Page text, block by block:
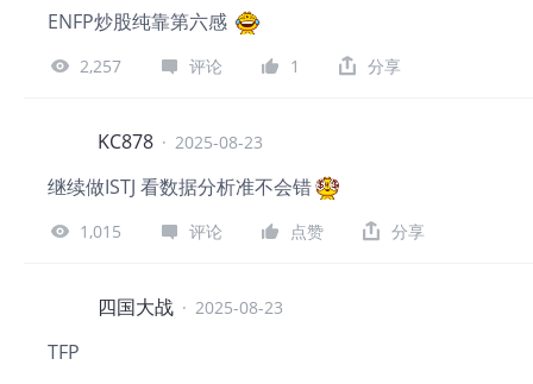
ENFP炒股纯靠第六感
2,257 评论 1 分享
KC878 · 2025-08-23
继续做ISTJ 看数据分析准不会错
1,015 评论 点赞 分享
四国大战 · 2025-08-23
TFP